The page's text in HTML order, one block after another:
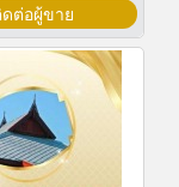
ต่อผู้ขาย